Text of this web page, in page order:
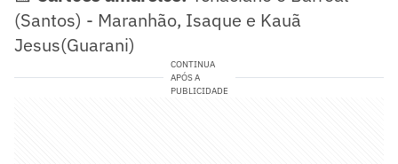
(Santos) - Maranhão, Isaque e Kauã
Jesus(Guarani)
CONTINUA
APÓS A
PUBLICIDADE